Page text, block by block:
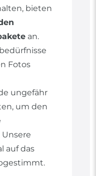
bieten
an.
Fotos
ungefähr
um den
auf das